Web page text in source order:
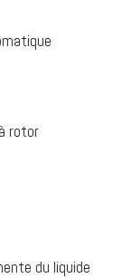
rotor
du liquide